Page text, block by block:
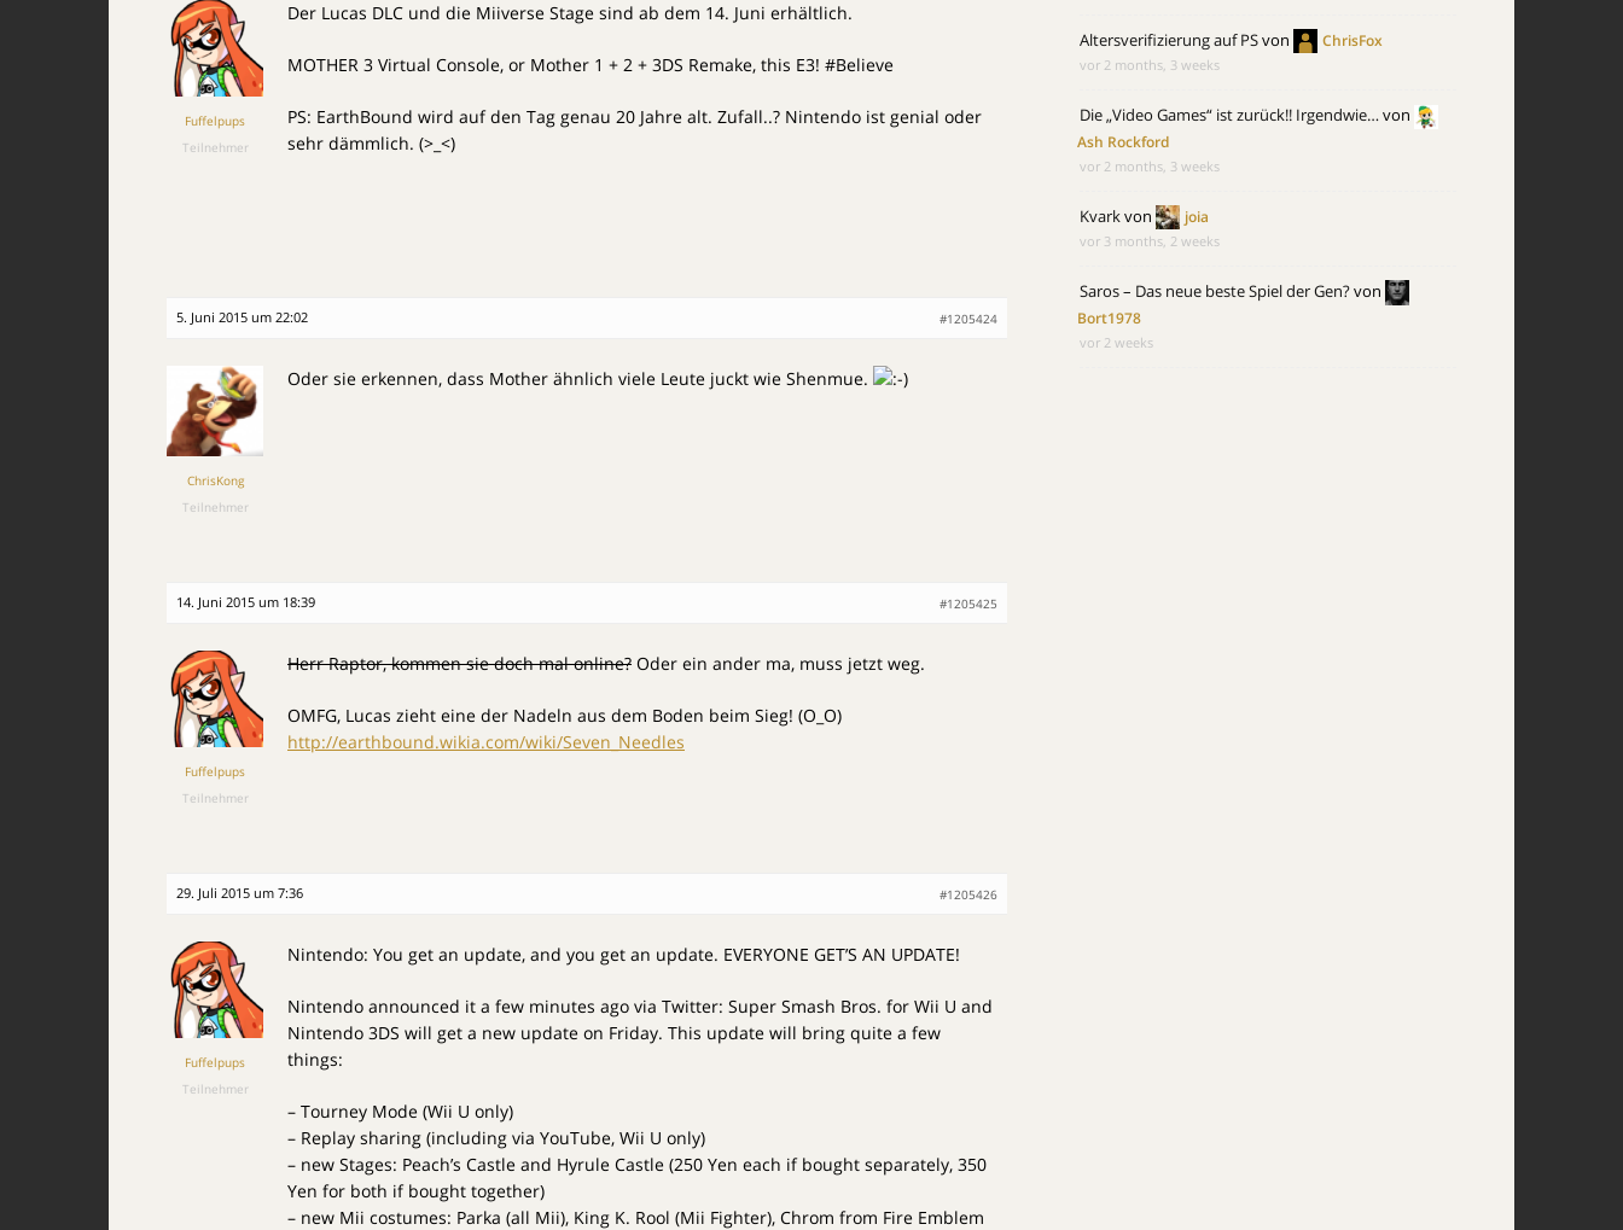
Fuffelpups
Teilnehmer
Der Lucas DLC und die Miiverse Stage sind ab dem 14. Juni erhältlich.
MOTHER 3 Virtual Console, or Mother 1 + 2 + 3DS Remake, this E3! #Believe
PS: EarthBound wird auf den Tag genau 20 Jahre alt. Zufall..? Nintendo ist genial oder
sehr dämmlich. (>_<)
5. Juni 2015 um 22:02 #1205424
ChrisKong
Teilnehmer
Oder sie erkennen, dass Mother ähnlich viele Leute juckt wie Shenmue.
14. Juni 2015 um 18:39 #1205425
Fuffelpups
Teilnehmer
Herr Raptor, kommen sie doch mal online? Oder ein ander ma, muss jetzt weg.
OMFG, Lucas zieht eine der Nadeln aus dem Boden beim Sieg! (O_O)
http://earthbound.wikia.com/wiki/Seven_Needles
29. Juli 2015 um 7:36 #1205426
Fuffelpups
Teilnehmer
Nintendo: You get an update, and you get an update. EVERYONE GET’S AN UPDATE!
Nintendo announced it a few minutes ago via Twitter: Super Smash Bros. for Wii U and
Nintendo 3DS will get a new update on Friday. This update will bring quite a few
things:
– Tourney Mode (Wii U only)
– Replay sharing (including via YouTube, Wii U only)
– new Stages: Peach’s Castle and Hyrule Castle (250 Yen each if bought separately, 350
Yen for both if bought together)
– new Mii costumes: Parka (all Mii), King K. Rool (Mii Fighter), Chrom from Fire Emblem
Altersverifizierung auf PSvon ChrisFox
vor 2 months, 3 weeks
Die „Video Games“ ist zurück!! Irgendwie…von
Ash Rockford
vor 2 months, 3 weeks
Kvarkvon joia
vor 3 months, 2 weeks
Saros – Das neue beste Spiel der Gen?von
Bort1978
vor 2 weeks